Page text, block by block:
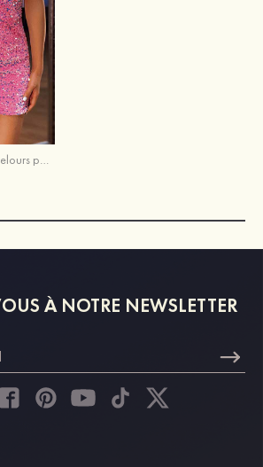
Fourreau une épaule velours paillettes courte/mini robe de fête de la rentrée
À NOTRE NEWSLETTER